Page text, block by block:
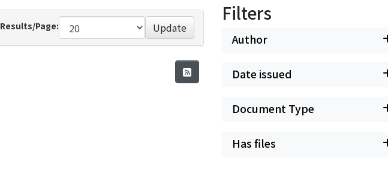
Results/Page: Update
Filters
Author
Date issued
Document Type
Has files